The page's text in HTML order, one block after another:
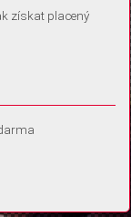
abychom se
upravit ve Správě
získat placený